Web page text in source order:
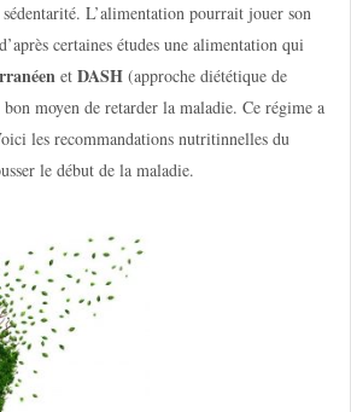
L’alimentation pourrait jouer son
certaines études une alimentation qui
et DASH (approche diététique de
moyen de retarder la maladie. Ce régime a
les recommandations nutritinnelles du
le début de la maladie.